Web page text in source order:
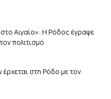
Αιγαίο»: Η Ρόδος έγραψε
πολιτισμό
στη Ρόδο με τον